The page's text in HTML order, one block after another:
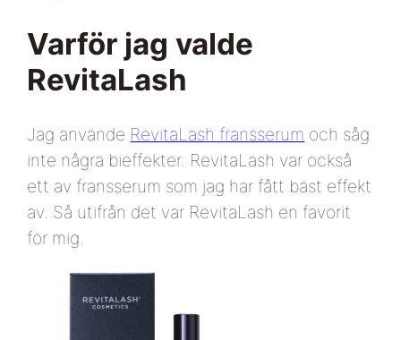
Varför jag valde
RevitaLash
Jag använde RevitaLash fransserum och såg
inte några bieffekter. RevitaLash var också
ett av fransserum som jag har fått bäst effekt
av. Så utifrån det var RevitaLash en favorit
för mig.